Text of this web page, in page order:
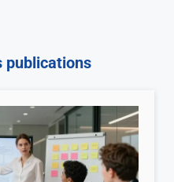
publications